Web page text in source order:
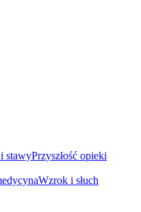
stawyPrzyszłość opieki
Wzrok i słuch